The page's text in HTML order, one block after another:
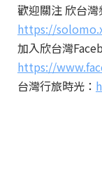
歡迎關注 欣台灣
https://
加入欣台灣
https://
台灣行旅時光：